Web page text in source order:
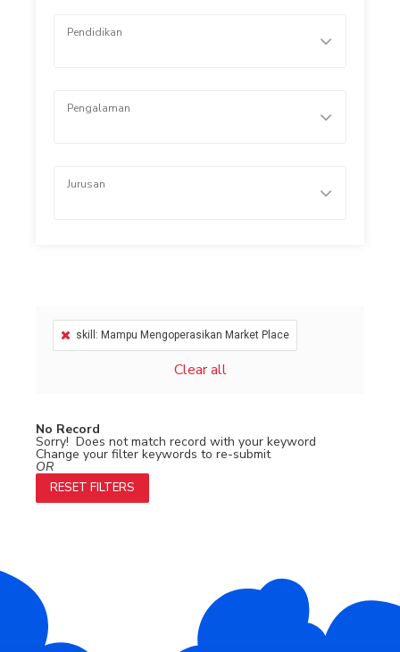
skill: Mampu Mengoperasikan Market Place
Clear all
No Record
Sorry! Does not match record with your keyword
Change your filter keywords to re-submit
OR
RESET FILTERS